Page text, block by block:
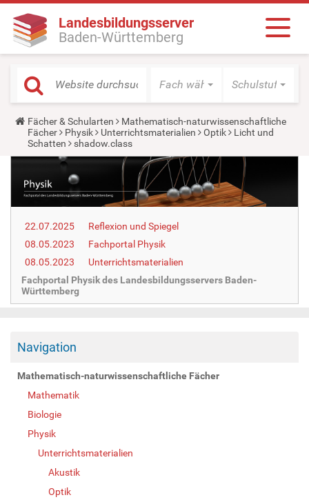
Landesbildungsserver
Baden-Württemberg
Fach wählen Schulstufe
Y
o
u
a
h
e
r
:
Fächer & Schularten
Mathematisch-naturwissenschaftliche
Fächer
Physik Unterrichtsmaterialien Optik
Licht und
Schatten
shadow.class
22.07.2025
Reflexion und Spiegel
08.05.2023
Fachportal Physik
08.05.2023
Unterrichtsmaterialien
Fachportal Physik des Landesbildungsservers Baden-
Württemberg
Navigation
Mathematisch-naturwissenschaftliche Fächer
Mathematik
Biologie
Physik
Unterrichtsmaterialien
Akustik
Optik